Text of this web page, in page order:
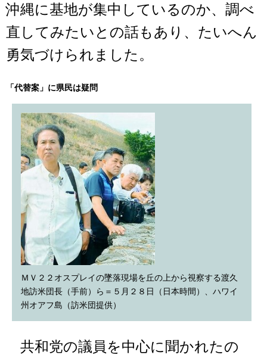
沖縄に基地が集中しているのか、調べ
直してみたいとの話もあり、たいへん
勇気づけられました。
「代替案」に県民は疑問
ＭＶ２２オスプレイの墜落現場を丘の上から視察する渡久
地訪米団長（手前）ら＝５月２８日（日本時間）、ハワイ
州オアフ島（訪米団提供）
共和党の議員を中心に聞かれたの